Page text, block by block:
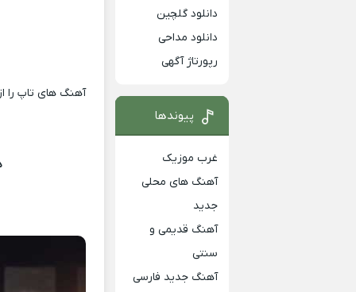
آهنگ های تاپ را
دانلود گلچین
دانلود مداحی
رپورتاژ آگهی
پیوندها
غرب موزیک
آهنگ های محلی
جدید
آهنگ قدیمی و
سنتی
آهنگ جدید فارسی